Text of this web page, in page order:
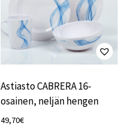
Astiasto CABRERA 16-
osainen, neljän hengen
49,70€